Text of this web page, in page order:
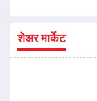
शेअर मार्केट